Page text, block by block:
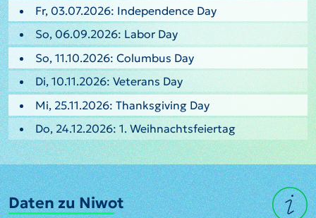
Fr, 03.07.2026: Independence Day
So, 06.09.2026: Labor Day
So, 11.10.2026: Columbus Day
Di, 10.11.2026: Veterans Day
Mi, 25.11.2026: Thanksgiving Day
Do, 24.12.2026: 1. Weihnachtsfeiertag
Daten zu Niwot